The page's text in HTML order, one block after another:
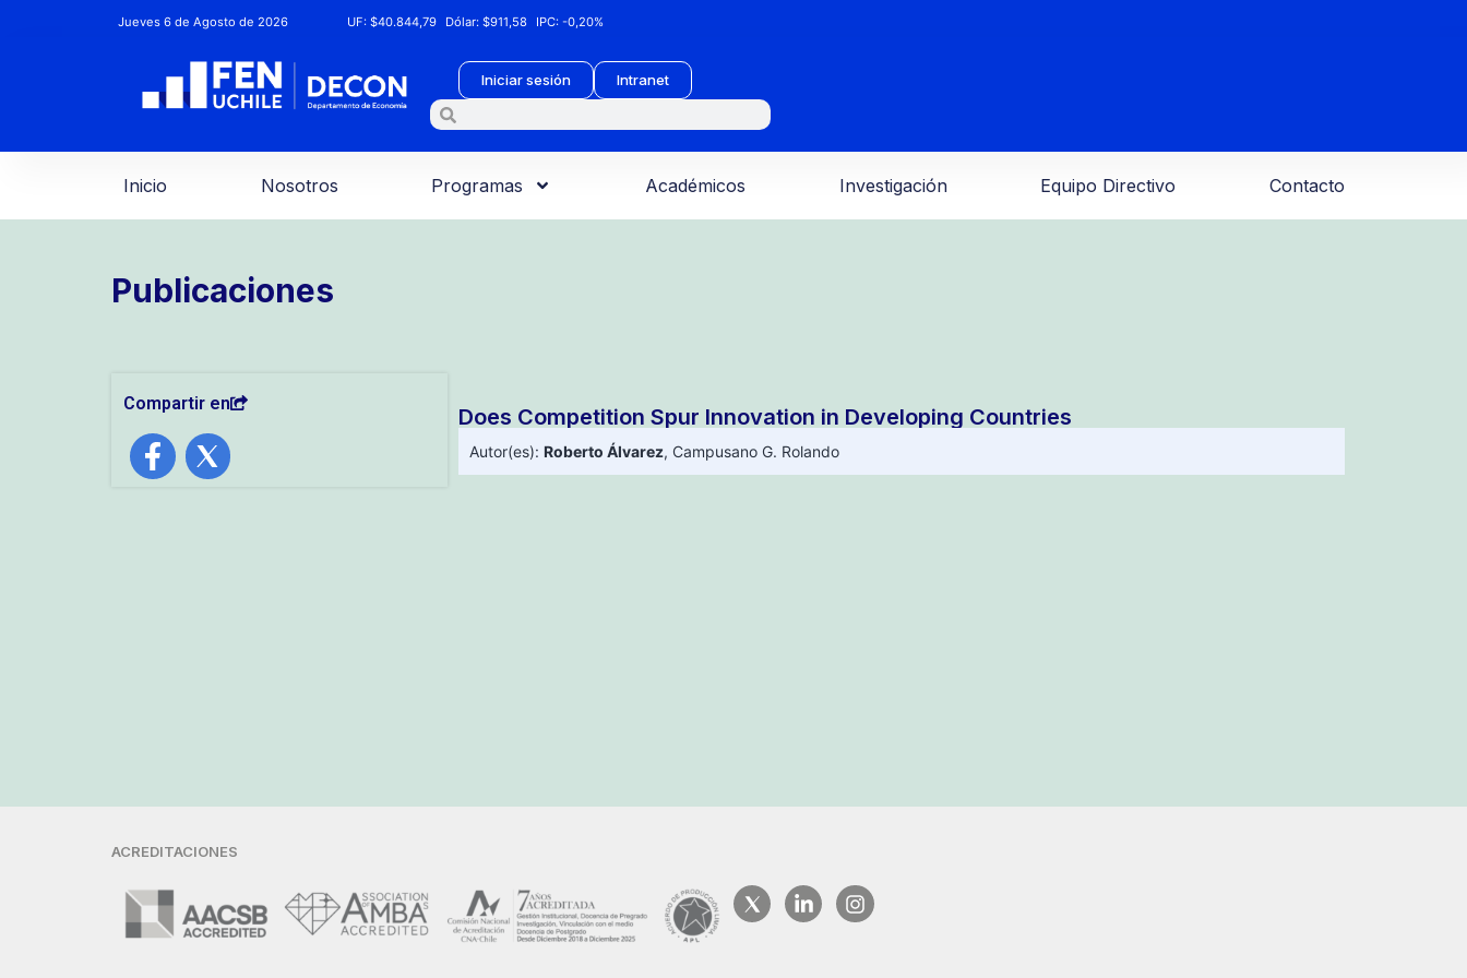
Jueves 6 de Agosto de 2026 UF:$40.844,79 Dólar:$911,58 IPC:-0,20%
Iniciar sesión Intranet
Inicio Nosotros Programas Académicos Investigación Equipo Directivo Contacto
Publicaciones
Compartir en
Does Competition Spur Innovation in Developing Countries
Autor(es): Roberto Álvarez, Campusano G. Rolando
ACREDITACIONES